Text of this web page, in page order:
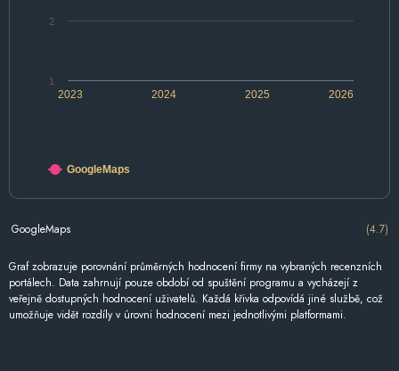
2024 2026
2023 2025
1
2
GoogleMaps
GoogleMaps (4.7)
Graf zobrazuje porovnání průměrných hodnocení firmy na vybraných recenzních
portálech. Data zahrnují pouze období od spuštění programu a vycházejí z
veřejně dostupných hodnocení uživatelů. Každá křivka odpovídá jiné službě, což
umožňuje vidět rozdíly v úrovni hodnocení mezi jednotlivými platformami.